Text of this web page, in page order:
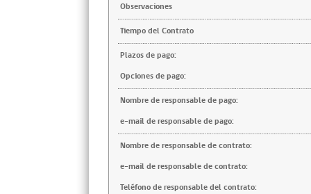
Observaciones
Tiempo del Contrato
Plazos de pago:
Opciones de pago:
Nombre de responsable de pago:
e-mail de responsable de pago:
Nombre de responsable de contrato:
e-mail de responsable de contrato:
Teléfono de responsable del contrato: